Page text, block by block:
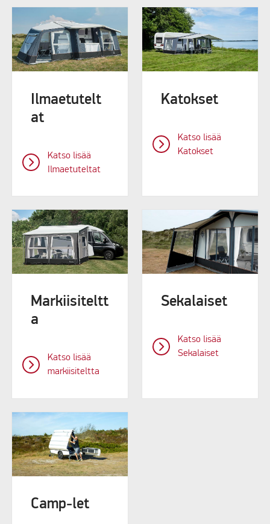
Ilmaetutelt
at
Katso lisää
Ilmaetuteltat
Katokset
Katso lisää
Katokset
Markiisiteltt
a
Katso lisää
markiisiteltta
Sekalaiset
Katso lisää
Sekalaiset
Camp-let